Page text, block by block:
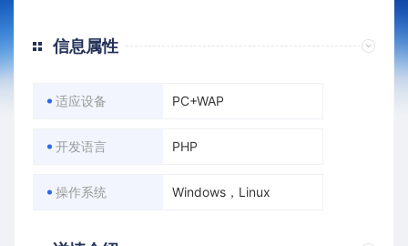
信息属性
适应设备 PC+WAP
开发语言 PHP
操作系统 Windows，Linux